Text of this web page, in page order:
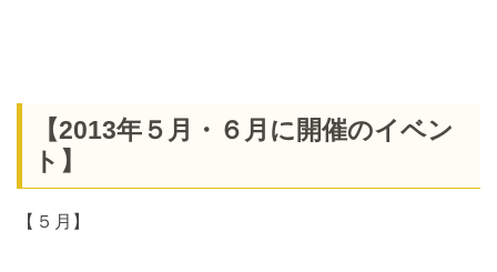
【2013年５月・６月に開催のイベン
ト】
【５月】